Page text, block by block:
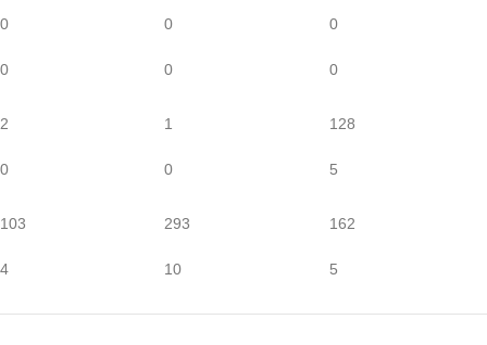
0
0
0
0
0
0
2
0
1
0
128
5
103
4
293
10
162
5